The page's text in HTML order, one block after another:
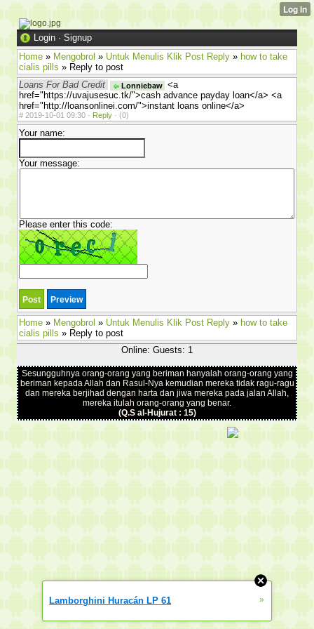
Login · Signup
Home » Mengobrol » Untuk Menulis Klik Post Reply » how to take
cialis pills » Reply to post
Loans For Bad Credit
Lonniebaw <a
href="https://uvajusesuc.tk/">cash advance payday loan</a> <a
href="http://loansonlinei.com/">instant loans online</a>
# 2019-10-01 09:30 · Reply · (0)
Your name:
Your message:
Please enter this code:
Home » Mengobrol » Untuk Menulis Klik Post Reply » how to take
cialis pills » Reply to post
Online: Guests: 1
Sesungguhnya orang-orang yang beriman hanyalah orang-orang yang
beriman kepada Allah dan Rasul-Nya kemudian mereka tidak ragu-ragu
dan mereka berjihad dengan harta dan jiwa mereka pada jalan Allah,
mereka itulah orang-orang yang benar.
(Q.S al-Hujurat : 15)
Lamborghini Huracán LP 61 »